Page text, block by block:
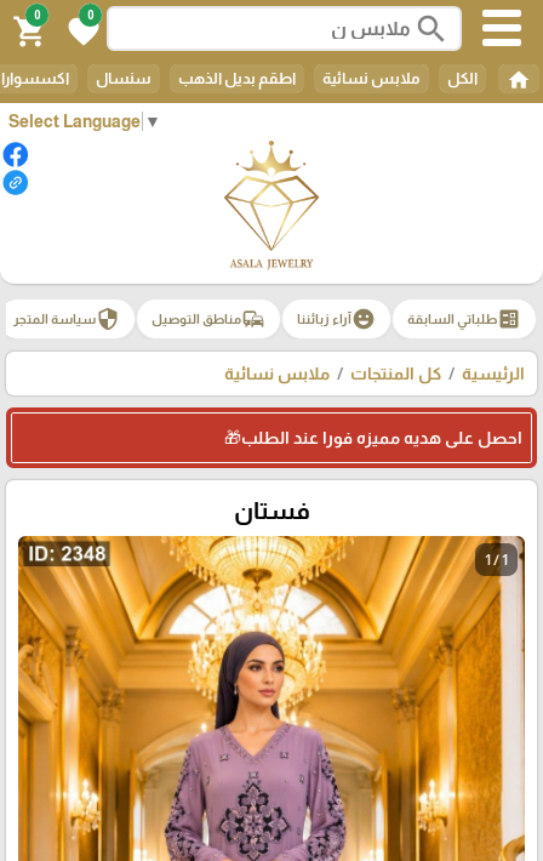
Select Language ▼
search
0
favorite
0
shopping_cart
home الكل ملابس نسائية اطقم بديل الذهب سنسال
ballotطلباتي السابقة emoji_emotionsآراء زبائننا commuteمناطق التوصيل securityسياسة المتجر
الرئيسية كل المنتجات ملابس نسائية
احصل على هديه مميزه فورا عند الطلب🎁
فستان
1 / 1